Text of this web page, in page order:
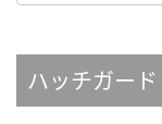
ハッチガード